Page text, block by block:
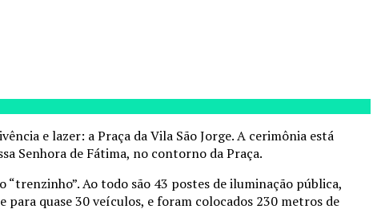
e lazer: a Praça da Vila São Jorge. A cerimônia está
Senhora de Fátima, no contorno da Praça.
Ao todo são 43 postes de iluminação pública,
quase 30 veículos, e foram colocados 230 metros de